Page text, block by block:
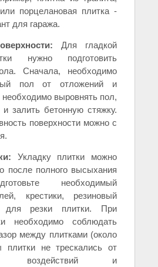
или порцелановая плитка -
для гаража.
Для гладкой
нужно подготовить
Сначала, необходимо
пол от отложений и
необходимо выровнять пол,
и залить бетонную стяжку.
поверхности можно с
Укладку плитки можно
после полного высыхания
необходимый
крестики, резиновый
для резки плитки. При
необходимо соблюдать
между плитками (около
не трескались от
воздействий и